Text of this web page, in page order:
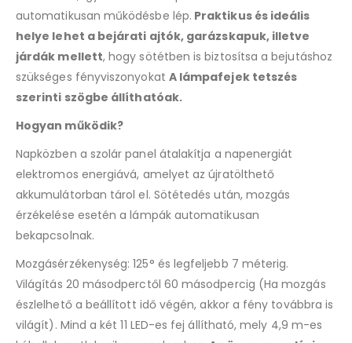
automatikusan működésbe lép. Praktikus és ideális
helye lehet a bejárati ajtók, garázskapuk, illetve
járdák mellett, hogy sötétben is biztosítsa a bejutáshoz
szükséges fényviszonyokat A lámpafejek tetszés
szerinti szögbe állíthatóak.
Hogyan működik?
Napközben a szolár panel átalakítja a napenergiát
elektromos energiává, amelyet az újratölthető
akkumulátorban tárol el. Sötétedés után, mozgás
érzékelése esetén a lámpák automatikusan
bekapcsolnak.
Mozgásérzékenység: 125° és legfeljebb 7 méterig.
Világítás 20 másodperctől 60 másodpercig (Ha mozgás
észlelhető a beállított idő végén, akkor a fény továbbra is
világít). Mind a két 11 LED-es fej állítható, mely 4,9 m-es